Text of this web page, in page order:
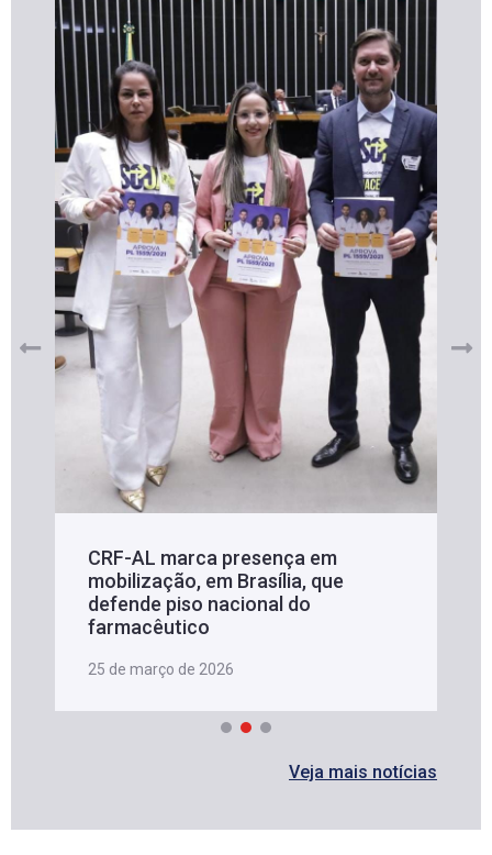
CRF-AL marca presença em
mobilização, em Brasília, que
defende piso nacional do
farmacêutico
25 de março de 2026
Veja mais notícias